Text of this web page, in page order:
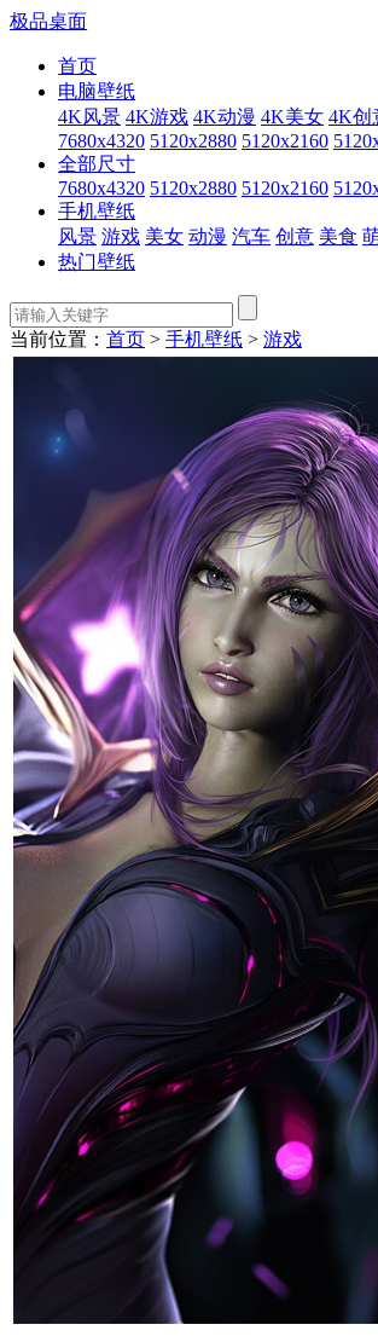
极品桌面
首页
电脑壁纸
4K风景 4K游戏 4K动漫 4K美女 4K创
7680x4320 5120x2880 5120x2160
全部尺寸
7680x4320 5120x2880 5120x2160
手机壁纸
风景 游戏 美女 动漫 汽车 创意 美食
热门壁纸
当前位置： 首页 > 手机壁纸 > 游戏